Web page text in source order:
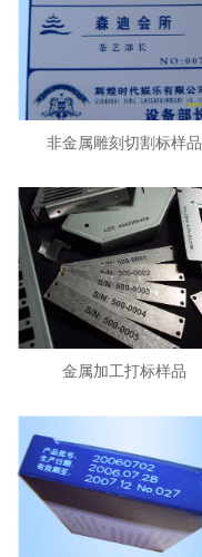
非金属雕刻切割标样品
金属加工打标样品